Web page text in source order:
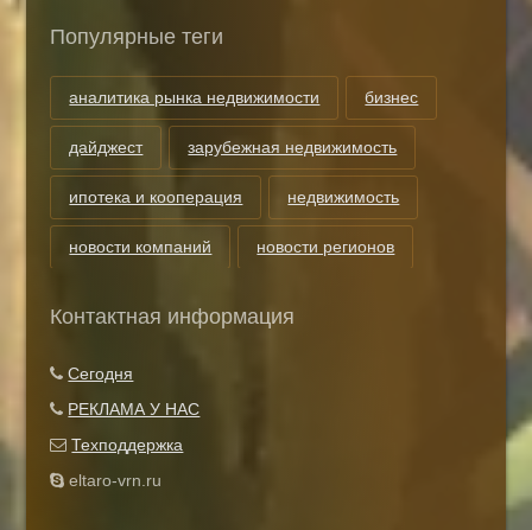
Популярные теги
аналитика рынка недвижимости бизнес
дайджест зарубежная недвижимость
ипотека и кооперация недвижимость
новости компаний новости регионов
Контактная информация
Сегодня
РЕКЛАМА У НАС
Техподдержка
eltaro-vrn.ru